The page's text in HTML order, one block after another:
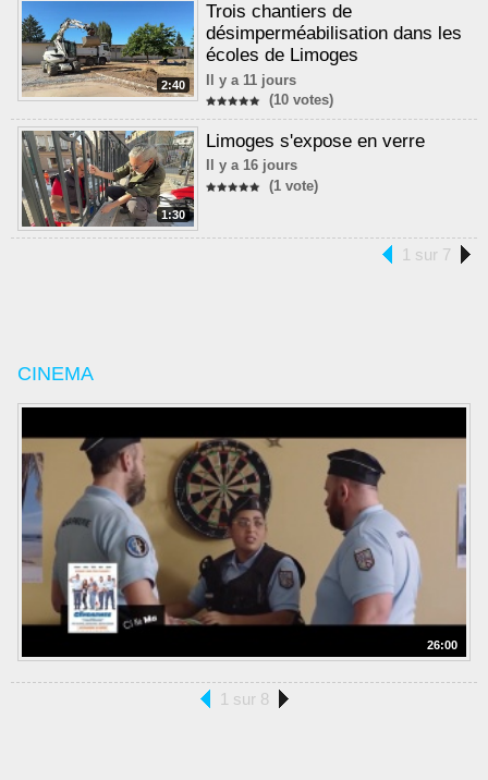
2:40
Trois chantiers de
désimperméabilisation dans les
écoles de Limoges
Il y a 11 jours
(10 votes)
1:30
Limoges s'expose en verre
Il y a 16 jours
(1 vote)
1 sur 7
CINEMA
26:00
1 sur 8